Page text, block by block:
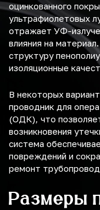
оцинкованного
ультрафиолетовых
отражает УФ-
влияния на
структуру
изоляционные
В некоторых
проводник для
(ОДК), что
возникновения
система
повреждений и
ремонт
Размеры